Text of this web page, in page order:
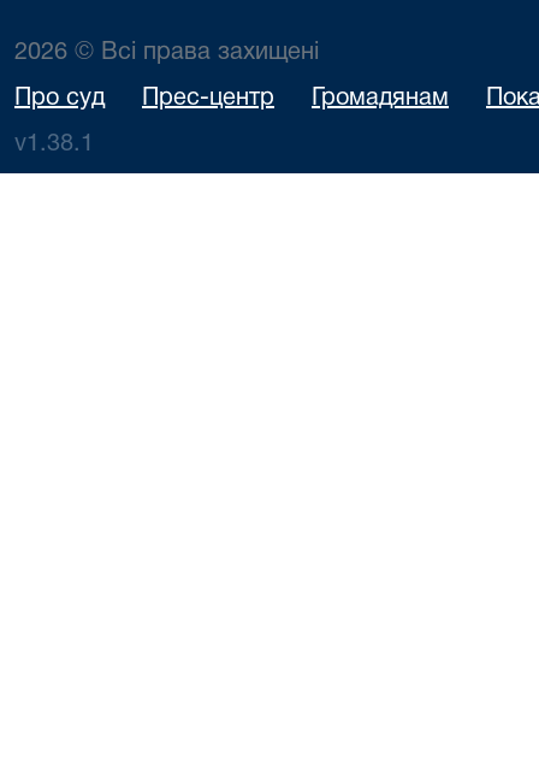
2026 © Всі права захищені
Про суд Прес-центр Громадянам
v1.38.1